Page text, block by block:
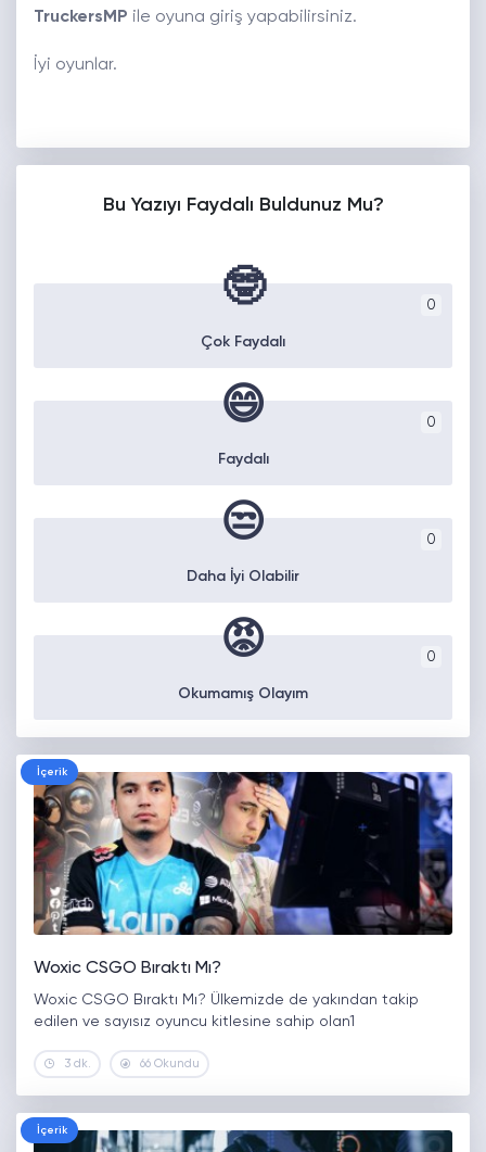
TruckersMP ile oyuna giriş yapabilirsiniz.
İyi oyunlar.
Bu Yazıyı Faydalı Buldunuz Mu?
0
🤓
Çok Faydalı
0
😄
Faydalı
0
😒
Daha İyi Olabilir
0
😡
Okumamış Olayım
İçerik
Woxic CSGO Bıraktı Mı?
Woxic CSGO Bıraktı Mı? Ülkemizde de yakından takip
edilen ve sayısız oyuncu kitlesine sahip olan1
3 dk. 66 Okundu
İçerik